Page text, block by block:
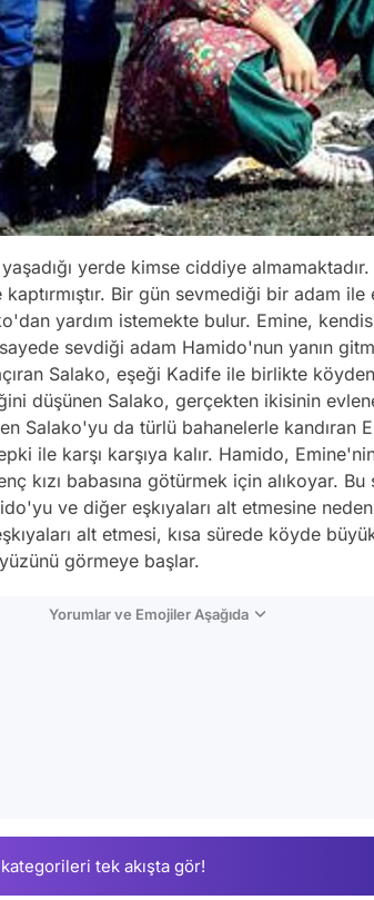
yerde kimse ciddiye
kaptırmıştır. Bir gün sevmediği bir adam
yardım istemekte bulur. Emine,
sevdiği adam Hamido'nun yanın
Salako, eşeği Kadife ile birlikte
düşünen Salako, gerçekten ikisinin
Salako'yu da türlü bahanelerle kandıran
ile karşı karşıya kalır. Hamido,
kızı babasına götürmek için alıkoyar. Bu
ve diğer eşkıyaları alt etmesine
alt etmesi, kısa sürede köyde
görmeye başlar.
Yorumlar ve Emojiler Aşağıda
tek akışta gör!